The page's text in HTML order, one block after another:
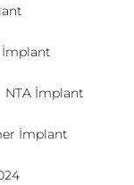
NTA İmplant
İmplant